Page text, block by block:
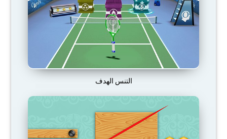
التنس الهدف